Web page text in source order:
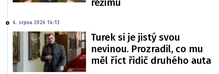
6. srpna 2026 14:13
Turek si je jistý svou
nevinou. Prozradil, co mu
měl říct řidič druhého auta